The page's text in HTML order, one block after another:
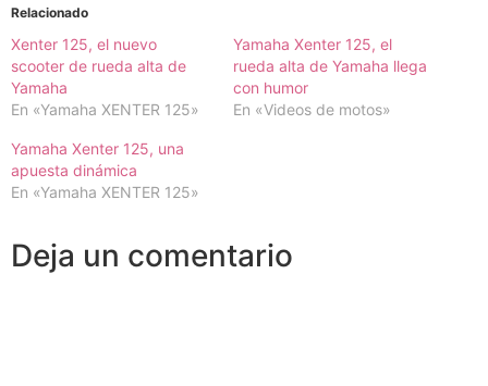
Relacionado
Xenter 125, el nuevo
scooter de rueda alta de
Yamaha
En «Yamaha XENTER 125»
Yamaha Xenter 125, el
rueda alta de Yamaha llega
con humor
En «Videos de motos»
Yamaha Xenter 125, una
apuesta dinámica
En «Yamaha XENTER 125»
Deja un comentario